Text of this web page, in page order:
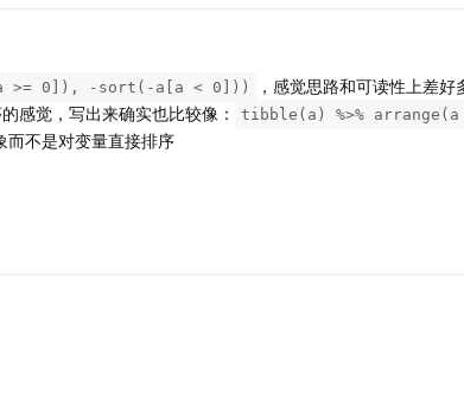
>= 0]), -sort(-a[a < 0]))
，感觉思路和可读性上差
感觉，写出来确实也比较像：
tibble(a) %>%
而不是对变量直接排序